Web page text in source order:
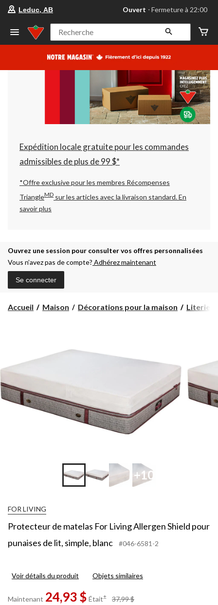
votre
préféré
Leduc,
AB,
courament
Fermeture
à
22:00
cliquer
pour
changer
Leduc, AB Ouvert ⋅ Fermeture à 22:00
Recherche
Expédition locale gratuite pour les commandes
admissibles de plus de 99 $*
*Offre exclusive pour les membres Récompenses
TriangleMD sur les articles avec la livraison standard.En
savoir plus
Ouvrez une session pour consulter vos offres personnalisées
Vous n’avez pas de compte? Adhérez maintenant
Se connecter
Accueil Maison Décorations pour la maison Literie
+10
FOR LIVING
Protecteur de matelas For Living Allergen Shield pour
punaises de lit, simple, blanc
#046-6581-2
Voir détails du produit Objets similaires
Maintenant 24,93 $ Était± 37,99 $